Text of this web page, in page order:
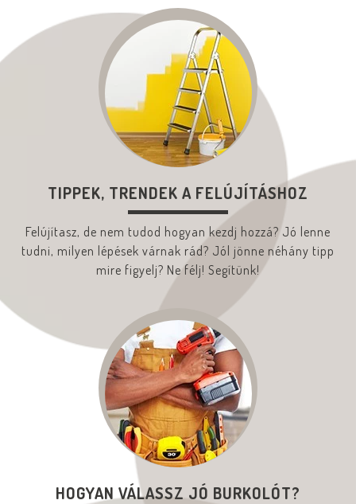
TIPPEK, TRENDEK A FELÚJÍTÁSHOZ
Felújítasz, de nem tudod hogyan kezdj hozzá? Jó lenne
tudni, milyen lépések várnak rád? Jól jönne néhány tipp
mire figyelj? Ne félj! Segítünk!
HOGYAN VÁLASSZ JÓ BURKOLÓT?